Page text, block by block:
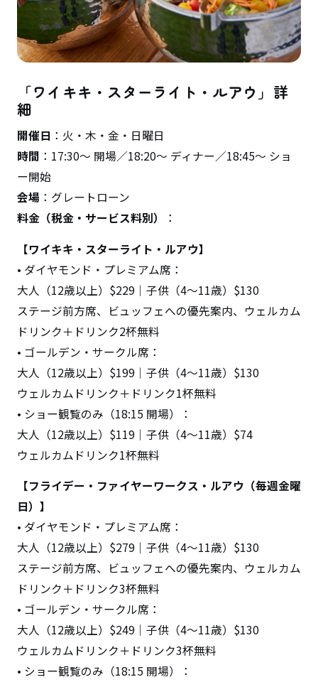
「ワイキキ・スターライト・ルアウ」詳
細
開催日 ：火・木・金・日曜日
時間 ：17:30～ 開場／18:20～ ディナー／18:45～ ショ
ー開始
会場 ：グレートローン
料金（税金・サービス料別）
：
【ワイキキ・スターライト・ルアウ】
• ダイヤモンド・プレミアム席：
大人（12歳以上）$229｜子供（4～11歳）$130
ステージ前方席、ビュッフェへの優先案内、ウェルカム
ドリンク＋ドリンク2杯無料
• ゴールデン・サークル席：
大人（12歳以上）$199｜子供（4～11歳）$130
ウェルカムドリンク＋ドリンク1杯無料
• ショー観覧のみ（18:15 開場）：
大人（12歳以上）$119｜子供（4～11歳）$74
ウェルカムドリンク1杯無料
【フライデー・ファイヤーワークス・ルアウ（毎週金曜
日）】
• ダイヤモンド・プレミアム席：
大人（12歳以上）$279｜子供（4～11歳）$130
ステージ前方席、ビュッフェへの優先案内、ウェルカム
ドリンク＋ドリンク3杯無料
• ゴールデン・サークル席：
大人（12歳以上）$249｜子供（4～11歳）$130
ウェルカムドリンク＋ドリンク3杯無料
• ショー観覧のみ（18:15 開場）：